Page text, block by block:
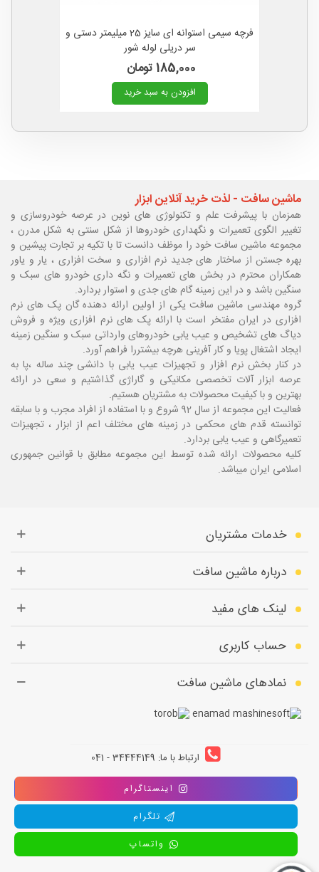
فرچه سیمی استوانه ای سایز 25 میلیمتر دستی و
سر دریلی لوله شور
185,000 تومان
افزودن به سبد خرید
ماشین سافت - لذت خرید آنلاین ابزار
همزمان با پیشرفت علم و تکنولوژی های نوین در عرصه خودروسازی و
تغییر الگوی تعمیرات و نگهداری خودروها از شکل سنتی به شکل مدرن ،
مجموعه ماشین سافت خود را موظف دانست تا با تکیه بر تجارت پیشین و
بهره جستن از ساختار های جدید نرم افزاری و سخت افزاری ، یار و یاور
همکاران محترم در بخش های تعمیرات و نگه داری خودرو های سبک و
سنگین باشد و در این زمینه گام های جدی و استوار بردارد.
گروه مهندسی ماشین سافت یکی از اولین ارائه دهنده گان پک های نرم
افزاری در ایران مفتخر است با ارائه پک های نرم افزاری ویژه و فروش
دیاگ های تشخیص و عیب یابی خودروهای وارداتی سبک و سنگین زمینه
ایجاد اشتغال پویا و کار آفرینی هرچه بیشتررا فراهم آورد.
در کنار بخش نرم افزار و تجهیزات عیب یابی با دانشی چند ساله ،پا به
عرصه ابزار آلات تخصصی مکانیکی و گاراژی گذاشتیم و سعی در ارائه
بهترین و با کیفیت محصولات به مشتریان هستیم.
فعالیت این مجموعه از سال 92 شروع و با استفاده از افراد مجرب و با سابقه
توانسته قدم های محکمی در زمینه های مختلف اعم از ابزار ، تجهیزات
تعمیرگاهی و عیب یابی بردارد.
کلیه محصولات ارائه شده توسط این مجموعه مطابق با قوانین جمهوری
اسلامی ایران میباشد.
خدمات مشتریان
درباره ماشین سافت
لینک های مفید
حساب کاربری
نمادهای ماشین سافت
ارتباط با ما: 34444149 - 041
اینستاگرام
تلگرام
واتساپ